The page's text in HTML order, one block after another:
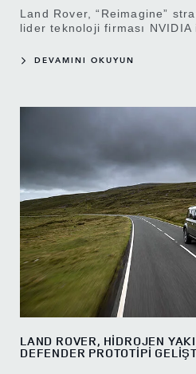
Land Rover, “Reimagine”
lider teknoloji firması
DEVAMINI OKUYUN
LAND ROVER, HİDROJEN
DEFENDER PROTOTİPİ